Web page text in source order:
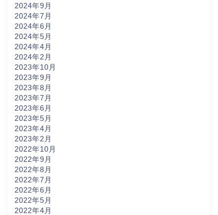
2024年9月
2024年7月
2024年6月
2024年5月
2024年4月
2024年2月
2023年10月
2023年9月
2023年8月
2023年7月
2023年6月
2023年5月
2023年4月
2023年2月
2022年10月
2022年9月
2022年8月
2022年7月
2022年6月
2022年5月
2022年4月